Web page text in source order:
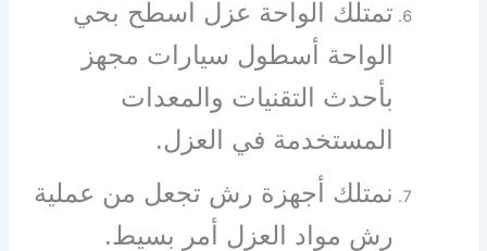
تمتلك الواحة عزل أسطح بحي
الواحة أسطول سيارات مجهز
بأحدث التقنيات والمعدات
المستخدمة في العزل.
نمتلك أجهزة رش تجعل من عملية
رش مواد العزل أمر بسيط.